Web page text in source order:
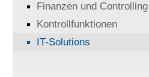
Finanzen und Controlling
Kontrollfunktionen
IT-Solutions